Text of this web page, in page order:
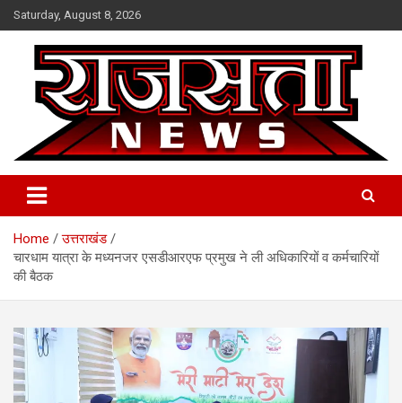
Skip
to
content
Saturday, August 8, 2026
Raj Satta News
Home
उत्तराखंड
चारधाम यात्रा के मध्यनजर एसडीआरएफ प्रमुख ने ली अधिकारियों व कर्मचारियों
की बैठक